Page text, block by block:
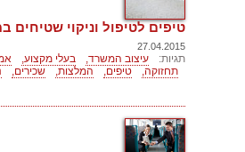
טיפים לטיפול וניקוי שטיחים
27.04.2015
תגיות: עיצוב המשרד, בעלי מקצוע,
תחזוקה,
טיפים, המלצות, שכירים,